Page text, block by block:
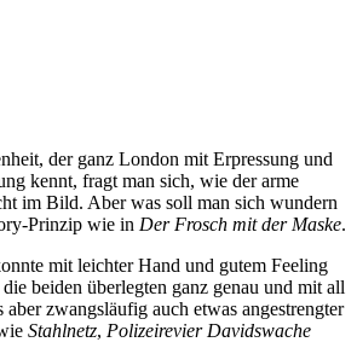
der ganz London mit Erpressung und
kennt, fragt man sich, wie der arme
im Bild. Aber was soll man sich wundern
Prinzip wie in Der Frosch mit der Maske.
mit leichter Hand und gutem Feeling
beiden überlegten ganz genau und mit all
zwangsläufig auch etwas angestrengter
Stahlnetz, Polizeirevier Davidswache